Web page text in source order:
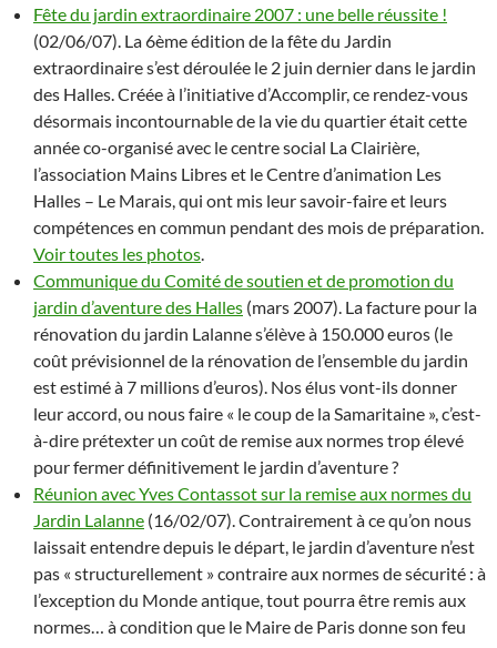
Fête du jardin extraordinaire 2007 : une belle réussite !
(02/06/07). La 6ème édition de la fête du Jardin
extraordinaire s’est déroulée le 2 juin dernier dans le jardin
des Halles. Créée à l’initiative d’Accomplir, ce rendez-vous
désormais incontournable de la vie du quartier était cette
année co-organisé avec le centre social La Clairière,
l’association Mains Libres et le Centre d’animation Les
Halles – Le Marais, qui ont mis leur savoir-faire et leurs
compétences en commun pendant des mois de préparation.
Voir toutes les photos.
Communique du Comité de soutien et de promotion du
jardin d’aventure des Halles (mars 2007). La facture pour la
rénovation du jardin Lalanne s’élève à 150.000 euros (le
coût prévisionnel de la rénovation de l’ensemble du jardin
est estimé à 7 millions d’euros). Nos élus vont-ils donner
leur accord, ou nous faire « le coup de la Samaritaine », c’est-
à-dire prétexter un coût de remise aux normes trop élevé
pour fermer définitivement le jardin d’aventure ?
Réunion avec Yves Contassot sur la remise aux normes du
Jardin Lalanne (16/02/07). Contrairement à ce qu’on nous
laissait entendre depuis le départ, le jardin d’aventure n’est
pas « structurellement » contraire aux normes de sécurité : à
l’exception du Monde antique, tout pourra être remis aux
normes… à condition que le Maire de Paris donne son feu